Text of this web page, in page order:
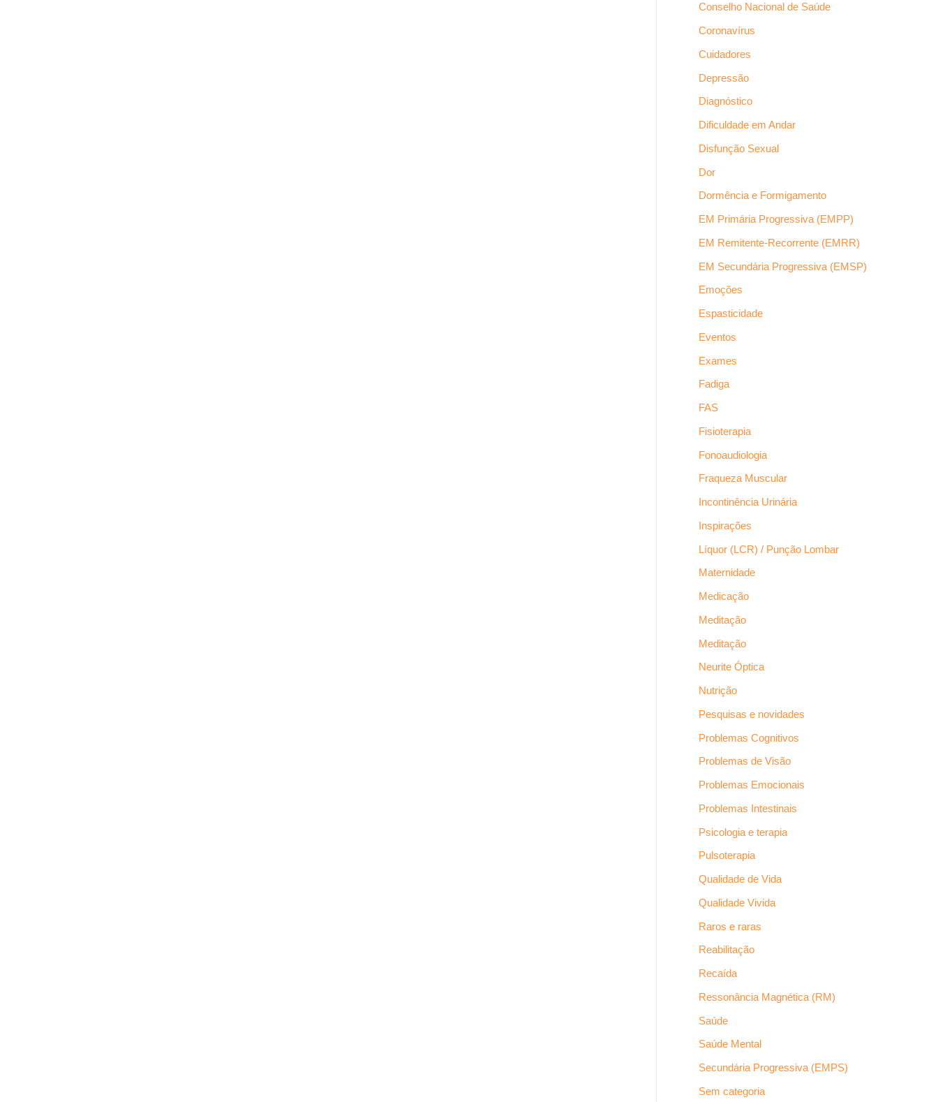
Conselho Nacional de Saúde
Coronavírus
Cuidadores
Depressão
Diagnóstico
Dificuldade em Andar
Disfunção Sexual
Dor
Dormência e Formigamento
EM Primária Progressiva (EMPP)
EM Remitente-Recorrente (EMRR)
EM Secundária Progressiva (EMSP)
Emoções
Espasticidade
Eventos
Exames
Fadiga
FAS
Fisioterapia
Fonoaudiologia
Fraqueza Muscular
Incontinência Urinária
Inspirações
Líquor (LCR) / Punção Lombar
Maternidade
Medicação
Meditação
Meditação
Neurite Óptica
Nutrição
Pesquisas e novidades
Problemas Cognitivos
Problemas de Visão
Problemas Emocionais
Problemas Intestinais
Psicologia e terapia
Pulsoterapia
Qualidade de Vida
Qualidade Vivida
Raros e raras
Reabilitação
Recaída
Ressonância Magnética (RM)
Saúde
Saúde Mental
Secundária Progressiva (EMPS)
Sem categoria